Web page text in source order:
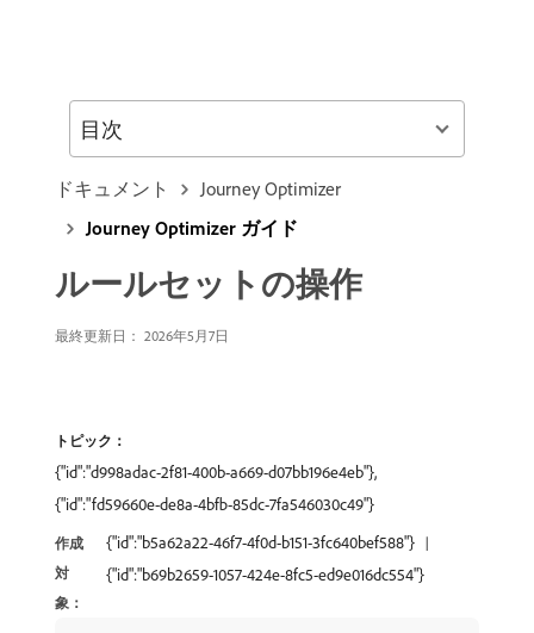
ドキュメント
Journey Optimizer
Journey Optimizer ガイド
ルールセットの操作
最終更新日： 2026年5月7日
トピック：
{"id":"d998adac-2f81-400b-a669-d07bb196e4eb"},
{"id":"fd59660e-de8a-4bfb-85dc-7fa546030c49"}
作成
対
象：
{"id":"b5a62a22-46f7-4f0d-b151-3fc640bef588"}
{"id":"b69b2659-1057-424e-8fc5-ed9e016dc554"}
目次